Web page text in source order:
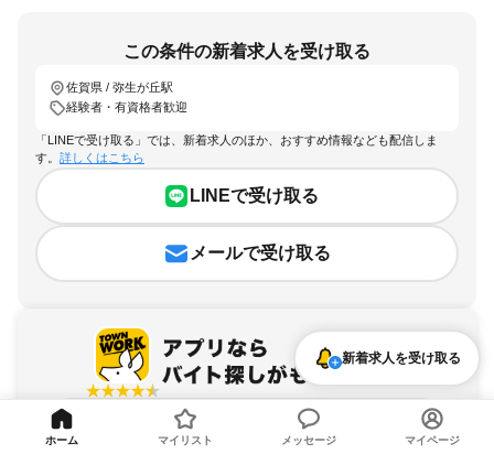
この条件の新着求人を受け取る
佐賀県 / 弥生が丘駅
経験者・有資格者歓迎
「LINEで受け取る」では、新着求人のほか、おすすめ情報なども配信しま
す。 詳しくはこちら
LINEで受け取る
メールで受け取る
アプリを無料ダウンロード
新着求人を受け取る
ホーム マイリスト メッセージ マイページ